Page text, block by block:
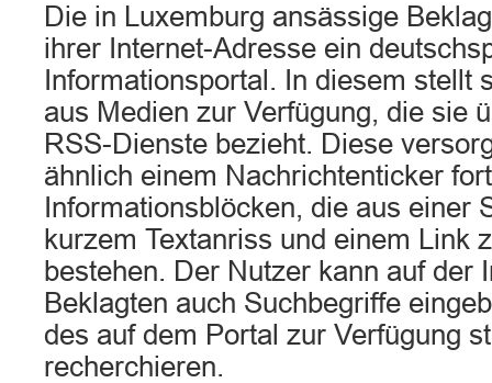
Die in Luxemburg ansässige
ihrer Internet-Adresse ein
Informationsportal. In diesem stellt
aus Medien zur Verfügung, die sie
RSS-Dienste bezieht. Diese
ähnlich einem Nachrichtenticker
Informationsblöcken, die aus einer
kurzem Textanriss und einem Link
bestehen. Der Nutzer kann auf der
Beklagten auch Suchbegriffe
des auf dem Portal zur Verfügung
recherchieren.